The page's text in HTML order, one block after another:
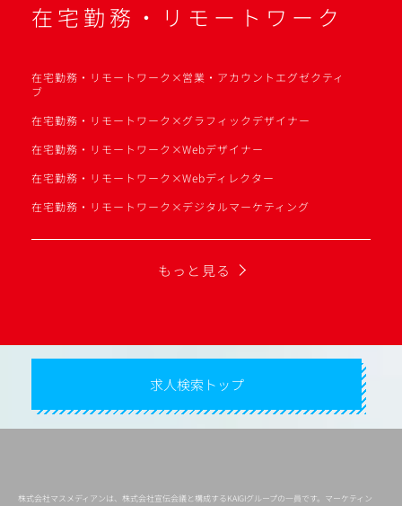
在宅勤務・リモートワーク
在宅勤務・リモートワーク×営業・アカウントエグゼクティ
ブ
在宅勤務・リモートワーク×グラフィックデザイナー
在宅勤務・リモートワーク×Webデザイナー
在宅勤務・リモートワーク×Webディレクター
在宅勤務・リモートワーク×デジタルマーケティング
もっと見る
求人検索トップ
株式会社マスメディアンは、株式会社宣伝会議と構成するKAIGIグループの一員です。マーケティン